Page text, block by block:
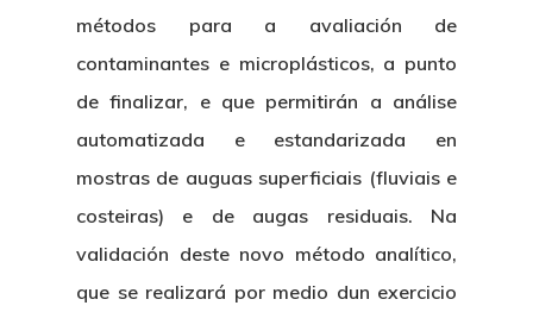
métodos para a avaliación de
contaminantes e microplásticos, a punto
de finalizar, e que permitirán a análise
automatizada e estandarizada en
mostras de auguas superficiais (fluviais e
costeiras) e de augas residuais. Na
validación deste novo método analítico,
que se realizará por medio dun exercicio